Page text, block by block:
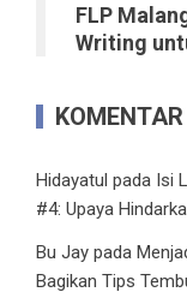
FLP
Writing
Hidayatul pada Isi
#4: Upaya
Bu Jay pada
Bagikan Tips